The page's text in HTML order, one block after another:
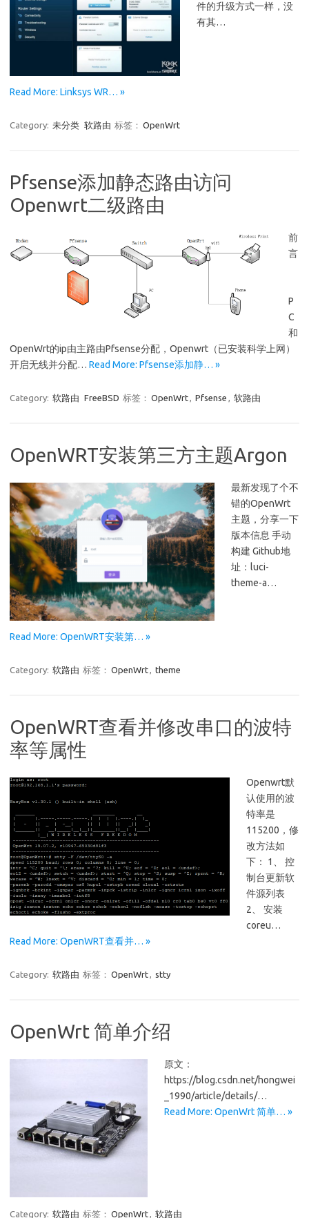
件的升级方式一样，没
有其…
Read More: Linksys WR… »
Category: 未分类 软路由 标签： OpenWrt
Pfsense添加静态路由访问
Openwrt二级路由
前
言
P
C
和
OpenWrt的ip由主路由Pfsense分配，Openwrt（已安装科学上网）
开启无线并分配… Read More: Pfsense添加静… »
Category: 软路由 FreeBSD 标签： OpenWrt, Pfsense , 软路由
OpenWRT安装第三方主题Argon
最新发现了个不
错的OpenWrt
主题，分享一下
版本信息 手动
构建 Github地
址：luci-
theme-a…
Read More: OpenWRT安装第… »
Category: 软路由 标签： OpenWrt, theme
OpenWRT查看并修改串口的波特
率等属性
Openwrt默
认使用的波
特率是
115200，修
改方法如
下： 1、 控
制台更新软
件源列表
2、 安装
coreu…
Read More: OpenWRT查看并… »
Category: 软路由 标签： OpenWrt, stty
OpenWrt 简单介绍
原文：
https://blog.csdn.net/hongwei
_1990/article/details/…
Read More: OpenWrt 简单… »
Category: 软路由 标签： OpenWrt, 软路由